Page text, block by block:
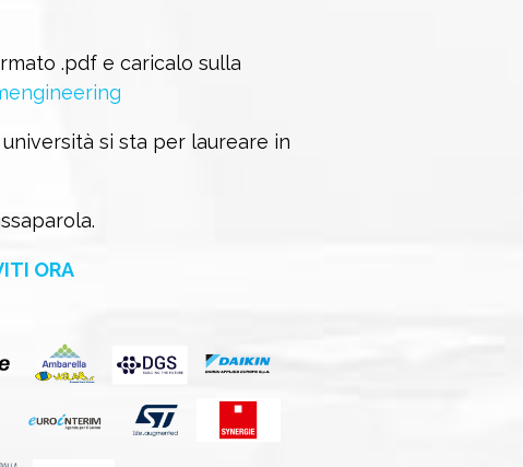
.pdf e caricalo sulla
si sta per laureare in
ORA